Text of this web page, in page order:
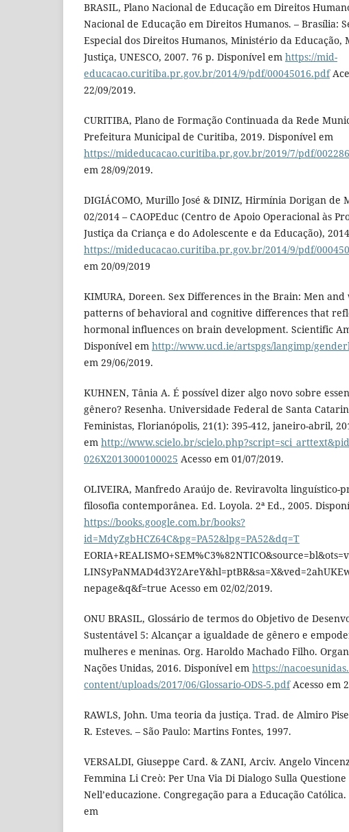
BRASIL, Plano Nacional de Educação em Direitos
Nacional de Educação em Direitos Humanos. – Brasília:
Especial dos Direitos Humanos, Ministério da Educação,
Justiça, UNESCO, 2007. 76 p. Disponível em https://mid-
educacao.curitiba.pr.gov.br/2014/9/pdf/00045016.pdf
22/09/2019.
CURITIBA, Plano de Formação Continuada da Rede
Prefeitura Municipal de Curitiba, 2019. Disponível em
https://mideducacao.curitiba.pr.gov.br/2019/7/pdf/
em 28/09/2019.
DIGIÁCOMO, Murillo José & DINIZ, Hirmínia Dorigan de
02/2014 – CAOPEduc (Centro de Apoio Operacional às
Justiça da Criança e do Adolescente e da Educação),
https://mideducacao.curitiba.pr.gov.br/2014/9/pdf/
em 20/09/2019
KIMURA, Doreen. Sex Differences in the Brain: Men
patterns of behavioral and cognitive differences that
hormonal influences on brain development. Scientific
Disponível em http://www.ucd.ie/artspgs/langimp/
em 29/06/2019.
KUHNEN, Tânia A. É possível dizer algo novo sobre
gênero? Resenha. Universidade Federal de Santa
Feministas, Florianópolis, 21(1): 395-412, janeiro-abril,
em http://www.scielo.br/
026X2013000100025 Acesso em 01/07/2019.
OLIVEIRA, Manfredo Araújo de. Reviravolta linguístico-
filosofia contemporânea. Ed. Loyola. 2ª Ed., 2005.
https://books.google.com.br/books?
id=MdyZgbHCZ64C&pg=PA52&lpg=PA52&dq=T
nepage&q&f=true Acesso em 02/02/2019.
ONU BRASIL, Glossário de termos do Objetivo de
Sustentável 5: Alcançar a igualdade de gênero e
mulheres e meninas. Org. Haroldo Machado Filho.
Nações Unidas, 2016. Disponível em https://
content/uploads/2017/06/Glossario-ODS-5.pdfAcesso em
RAWLS, John. Uma teoria da justiça. Trad. de Almiro
R. Esteves. – São Paulo: Martins Fontes, 1997.
VERSALDI, Giuseppe Card. & ZANI, Arciv. Angelo
Femmina Li Creò: Per Una Via Di Dialogo Sulla
Nell’educazione. Congregação para a Educação
em